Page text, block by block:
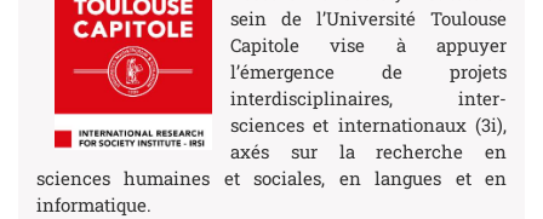
sein de l’Université Toulouse
Capitole vise à appuyer
l’émergence de projets
interdisciplinaires, inter-
sciences et internationaux (3i),
axés sur la recherche en
sciences humaines et sociales, en langues et en
informatique.